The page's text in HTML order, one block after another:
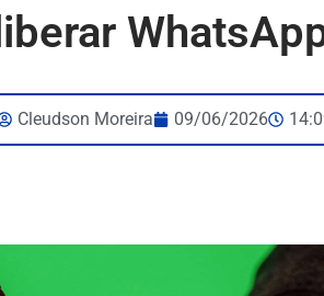
Cleudson Moreira 09/06/2026